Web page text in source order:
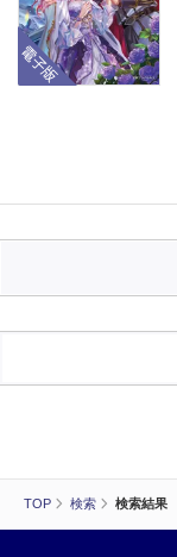
TOP 検索 検索結果
電子版